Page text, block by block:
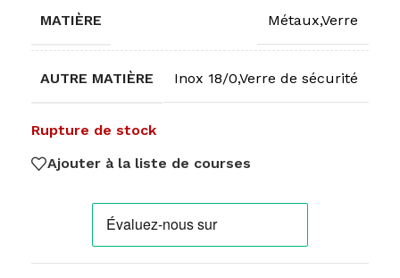
MATIÈRE Métaux,Verre
AUTRE MATIÈRE Inox 18/0,Verre de sécurité
Rupture de stock
Ajouter à la liste de courses